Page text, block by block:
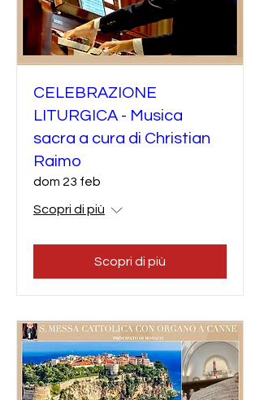
CELEBRAZIONE
LITURGICA - Musica
sacra a cura di Christian
Raimo
dom 23 feb
Scopri di più
Scopri di più